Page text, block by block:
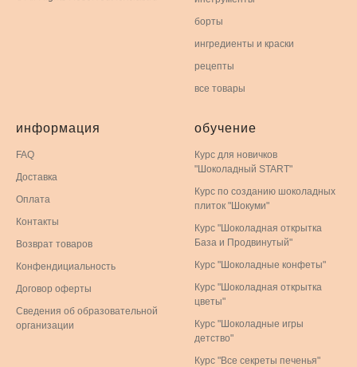
борты
ингредиенты и краски
рецепты
все товары
информация
FAQ
Доставка
Оплата
Контакты
Возврат товаров
Конфендициальность
Договор оферты
Сведения об образовательной
организации
обучение
Курс для новичков
"Шоколадный START"
Курс по созданию шоколадных
плиток "Шокуми"
Курс "Шоколадная открытка
База и Продвинутый"
Курс "Шоколадные конфеты"
Курс "Шоколадная открытка
цветы"
Курс "Шоколадные игры
детство"
Курс "Все секреты печенья"